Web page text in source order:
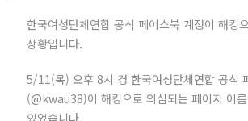
한국여성단체연합 공식 페이스북 계정이 해킹
상황입니다.
5/11(목) 오후 8시 경 한국여성단체연합 공식
(@kwau38)이 해킹으로 의심되는 페이지 이
있었습니다.